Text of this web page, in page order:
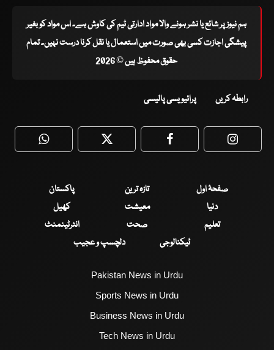
ہم نیوز پر شائع یا نشر ہونے والا مواد ادارتی ٹیم کی کاوش ہے۔ اس مواد کو بغیر
پیشگی اجازت کسی بھی صورت میں استعمال یا نقل کرنا درست نہیں۔ تمام
حقوق محفوظ ہیں © 2026
رابطہ کریں پرائیویسی پالیسی
WhatsApp Twitter Facebook
صفحۂ اول تازہ ترین
پاکستان
دنیا
معیشت
کھیل
تعلیم
صحت
انٹرٹینمنٹ
ٹیکنالوجی
دلچسپ و عجیب
Pakistan News in Urdu
Sports News in Urdu
Business News in Urdu
Tech News in Urdu